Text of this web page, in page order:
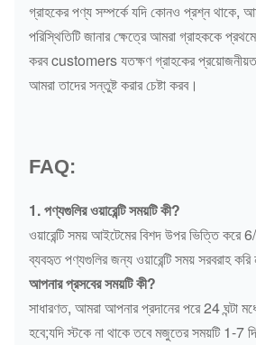
গ্রাহকের পণ্য সম্পর্কে যদি কোনও প্রশ্ন থাকে,
পরিস্থিতিটি জানার ক্ষেত্রে আমরা গ্রাহককে
করব customers যতক্ষণ গ্রাহকের
আমরা তাদের সন্তুষ্ট করার চেষ্টা করব।
FAQ:
1. পণ্যগুলির ওয়ারেন্টি সময়টি কী?
ওয়ারেন্টি সময় আইটেমের বিশদ উপর ভিত্তি
ব্যবহৃত পণ্যগুলির জন্য ওয়ারেন্টি সময় সরবরাহ করি
আপনার প্রসবের সময়টি কী?
সাধারণত, আমরা আপনার প্রদানের পরে 24 ঘন্টা
হবে;যদি স্টকে না থাকে তবে মজুতের সময়টি 1-7